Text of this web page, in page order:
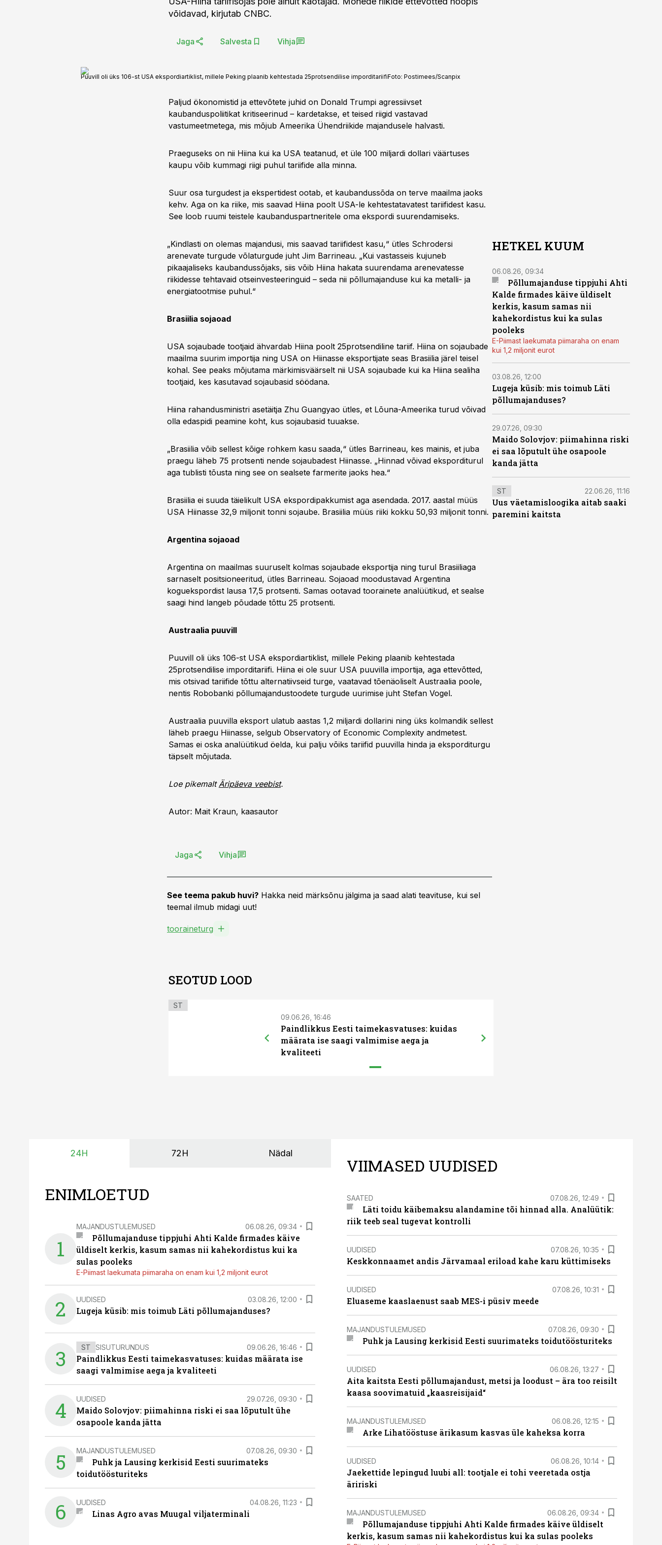
võidavad, kirjutab CNBC.
Jaga Salvesta Vihja
Puuvill oli üks 106-st USA ekspordiartiklist, millele Peking plaanib kehtestada 25protsendilise imporditariifiFoto: Postimees/Scanpix
Paljud ökonomistid ja ettevõtete juhid on Donald Trumpi agressiivset
kaubanduspoliitikat kritiseerinud – kardetakse, et teised riigid vastavad
vastumeetmetega, mis mõjub Ameerika Ühendriikide majandusele halvasti.
Praeguseks on nii Hiina kui ka USA teatanud, et üle 100 miljardi dollari väärtuses
kaupu võib kummagi riigi puhul tariifide alla minna.
Suur osa turgudest ja ekspertidest ootab, et kaubandussõda on terve maailma jaoks
kehv. Aga on ka riike, mis saavad Hiina poolt USA-le kehtestatavatest tariifidest kasu.
See loob ruumi teistele kaubanduspartneritele oma ekspordi suurendamiseks.
„Kindlasti on olemas majandusi, mis saavad tariifidest kasu,“ ütles Schrodersi
arenevate turgude võlaturgude juht Jim Barrineau. „Kui vastasseis kujuneb
pikaajaliseks kaubandussõjaks, siis võib Hiina hakata suurendama arenevatesse
riikidesse tehtavaid otseinvesteeringuid – seda nii põllumajanduse kui ka metalli- ja
energiatootmise puhul.“
Brasiilia sojaoad
USA sojaubade tootjaid ähvardab Hiina poolt 25protsendiline tariif. Hiina on sojaubade
maailma suurim importija ning USA on Hiinasse eksportijate seas Brasiilia järel teisel
kohal. See peaks mõjutama märkimisväärselt nii USA sojaubade kui ka Hiina sealiha
tootjaid, kes kasutavad sojaubasid söödana.
Hiina rahandusministri asetäitja Zhu Guangyao ütles, et Lõuna-Ameerika turud võivad
olla edaspidi peamine koht, kus sojaubasid tuuakse.
„Brasiilia võib sellest kõige rohkem kasu saada,“ ütles Barrineau, kes mainis, et juba
praegu läheb 75 protsenti nende sojaubadest Hiinasse. „Hinnad võivad eksporditurul
aga tublisti tõusta ning see on sealsete farmerite jaoks hea.“
Brasiilia ei suuda täielikult USA ekspordipakkumist aga asendada. 2017. aastal müüs
USA Hiinasse 32,9 miljonit tonni sojaube. Brasiilia müüs riiki kokku 50,93 miljonit tonni.
Argentina sojaoad
Argentina on maailmas suuruselt kolmas sojaubade eksportija ning turul Brasiiliaga
sarnaselt positsioneeritud, ütles Barrineau. Sojaoad moodustavad Argentina
koguekspordist lausa 17,5 protsenti. Samas ootavad toorainete analüütikud, et sealse
saagi hind langeb põudade tõttu 25 protsenti.
HETKEL KUUM
06.08.26, 09:34
Põllumajanduse tippjuhi Ahti
Kalde firmades käive üldiselt
kerkis, kasum samas nii
kahekordistus kui ka sulas
pooleks
E-Piimast laekumata piimaraha on enam
kui 1,2 miljonit eurot
03.08.26, 12:00
Lugeja küsib: mis toimub Läti
põllumajanduses?
29.07.26, 09:30
Maido Solovjov: piimahinna riski
ei saa lõputult ühe osapoole
kanda jätta
ST 22.06.26, 11:16
Uus väetamisloogika aitab saaki
paremini kaitsta
Austraalia puuvill
Puuvill oli üks 106-st USA ekspordiartiklist, millele Peking plaanib kehtestada
25protsendilise imporditariifi. Hiina ei ole suur USA puuvilla importija, aga ettevõtted,
mis otsivad tariifide tõttu alternatiivseid turge, vaatavad tõenäoliselt Austraalia poole,
nentis Robobanki põllumajandustoodete turgude uurimise juht Stefan Vogel.
Austraalia puuvilla eksport ulatub aastas 1,2 miljardi dollarini ning üks kolmandik sellest
läheb praegu Hiinasse, selgub Observatory of Economic Complexity andmetest.
Samas ei oska analüütikud öelda, kui palju võiks tariifid puuvilla hinda ja eksporditurgu
täpselt mõjutada.
Loe pikemaltÄripäeva veebist.
Autor: Mait Kraun, kaasautor
Jaga Vihja
See teema pakub huvi? Hakka neid märksõnu jälgima ja saad alati teavituse, kui sel
teemal ilmub midagi uut!
tooraineturg
SEOTUD LOOD
ST
09.06.26, 16:46
Paindlikkus Eesti taimekasvatuses: kuidas
määrata ise saagi valmimise aega ja
kvaliteeti
24H 72H Nädal
ENIMLOETUD
1
MAJANDUSTULEMUSED 06.08.26, 09:34
Põllumajanduse tippjuhi Ahti Kalde firmades käive
üldiselt kerkis, kasum samas nii kahekordistus kui ka
sulas pooleks
E-Piimast laekumata piimaraha on enam kui 1,2 miljonit eurot
2 UUDISED 03.08.26, 12:00
Lugeja küsib: mis toimub Läti põllumajanduses?
3 ST SISUTURUNDUS 09.06.26, 16:46
Paindlikkus Eesti taimekasvatuses: kuidas määrata ise
saagi valmimise aega ja kvaliteeti
4 UUDISED 29.07.26, 09:30
Maido Solovjov: piimahinna riski ei saa lõputult ühe
osapoole kanda jätta
5 MAJANDUSTULEMUSED 07.08.26, 09:30
Puhk ja Lausing kerkisid Eesti suurimateks
toidutöösturiteks
6 UUDISED 04.08.26, 11:23
Linas Agro avas Muugal viljaterminali
VIIMASED UUDISED
SAATED 07.08.26, 12:49
Läti toidu käibemaksu alandamine tõi hinnad alla. Analüütik:
riik teeb seal tugevat kontrolli
UUDISED 07.08.26, 10:35
Keskkonnaamet andis Järvamaal eriload kahe karu küttimiseks
UUDISED 07.08.26, 10:31
Eluaseme kaaslaenust saab MES-i püsiv meede
MAJANDUSTULEMUSED 07.08.26, 09:30
Puhk ja Lausing kerkisid Eesti suurimateks toidutöösturiteks
UUDISED 06.08.26, 13:27
Aita kaitsta Eesti põllumajandust, metsi ja loodust – ära too reisilt
kaasa soovimatuid „kaasreisijaid“
MAJANDUSTULEMUSED 06.08.26, 12:15
Arke Lihatööstuse ärikasum kasvas üle kaheksa korra
UUDISED 06.08.26, 10:14
Jaekettide lepingud luubi all: tootjale ei tohi veeretada ostja
äririski
MAJANDUSTULEMUSED 06.08.26, 09:34
Põllumajanduse tippjuhi Ahti Kalde firmades käive üldiselt
kerkis, kasum samas nii kahekordistus kui ka sulas pooleks